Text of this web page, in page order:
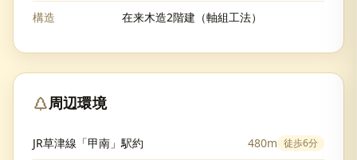
構造 在来木造2階建（軸組工法）
周辺環境
JR草津線「甲南」駅約 480m 徒歩6分